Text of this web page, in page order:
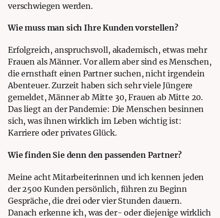
verschwiegen werden.
Wie muss man sich Ihre Kunden vorstellen?
Erfolgreich, anspruchsvoll, akademisch, etwas mehr
Frauen als Männer. Vor allem aber sind es Menschen,
die ernsthaft einen Partner suchen, nicht irgendein
Abenteuer. Zurzeit haben sich sehr viele Jüngere
gemeldet, Männer ab Mitte 30, Frauen ab Mitte 20.
Das liegt an der Pandemie: Die Menschen besinnen
sich, was ihnen wirklich im Leben wichtig ist:
Karriere oder privates Glück.
Wie finden Sie denn den passenden Partner?
Meine acht Mitarbeiterinnen und ich kennen jeden
der 2500 Kunden persönlich, führen zu Beginn
Gespräche, die drei oder vier Stunden dauern.
Danach erkenne ich, was der- oder diejenige wirklich